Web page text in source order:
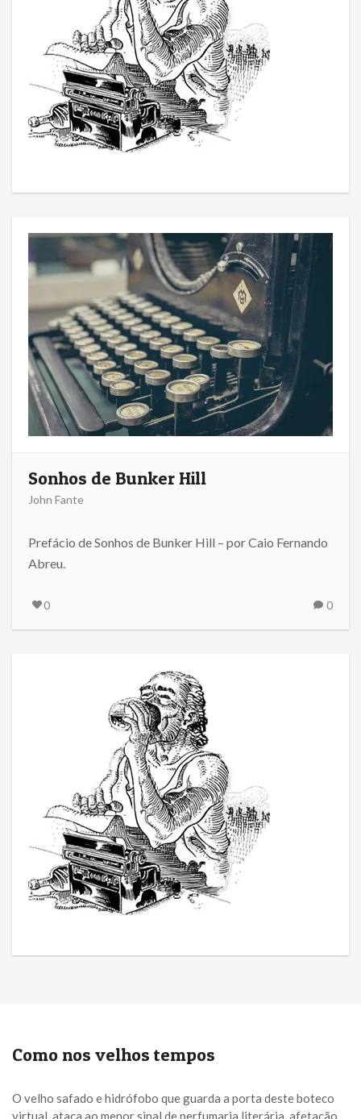
Sonhos de Bunker Hill
John Fante
Prefácio de Sonhos de Bunker Hill – por Caio Fernando
Abreu.
0 0
Como nos velhos tempos
O velho safado e hidrófobo que guarda a porta deste boteco
virtual, ataca ao menor sinal de perfumaria literária, afetação